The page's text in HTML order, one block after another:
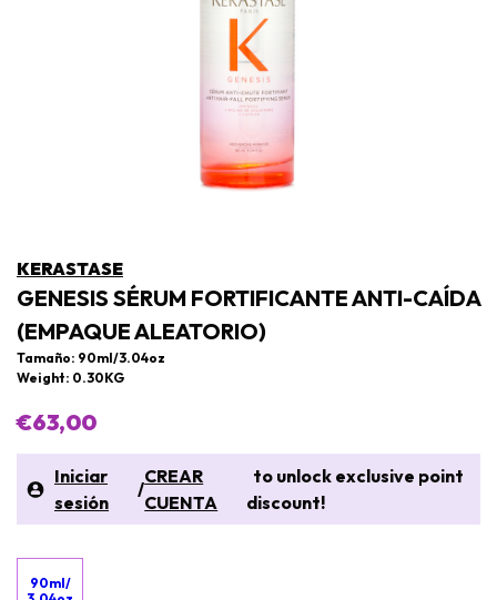
KERASTASE
GENESIS SÉRUM FORTIFICANTE ANTI-CAÍDA
(EMPAQUE ALEATORIO)
Tamaño: 90ml/3.04oz
Weight: 0.30KG
€63,00
Iniciar
sesión
/
CREAR
CUENTA
to unlock exclusive point
discount!
90ml/